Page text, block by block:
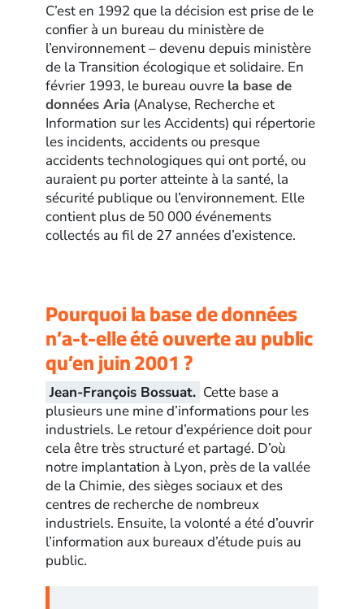
C’est en 1992 que la décision est prise de le
confier à un bureau du ministère de
l’environnement – devenu depuis ministère
de la Transition écologique et solidaire. En
février 1993, le bureau ouvre la base de
données Aria (Analyse, Recherche et
Information sur les Accidents) qui répertorie
les incidents, accidents ou presque
accidents technologiques qui ont porté, ou
auraient pu porter atteinte à la santé, la
sécurité publique ou l’environnement. Elle
contient plus de 50 000 événements
collectés au fil de 27 années d’existence.
Pourquoi la base de données
n’a-t-elle été ouverte au public
qu’en juin 2001 ?
Jean-François Bossuat. Cette base a
plusieurs une mine d’informations pour les
industriels. Le retour d’expérience doit pour
cela être très structuré et partagé. D’où
notre implantation à Lyon, près de la vallée
de la Chimie, des sièges sociaux et des
centres de recherche de nombreux
industriels. Ensuite, la volonté a été d’ouvrir
l’information aux bureaux d’étude puis au
public.